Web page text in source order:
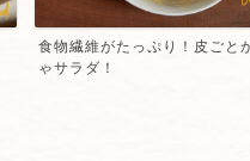
食物繊維がたっぷり！皮ごと
ゃサラダ！